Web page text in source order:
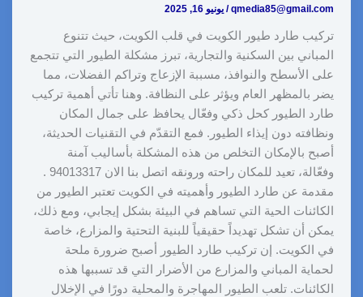
qmedia85@gmail.com
/يونيو 16, 2025
تركيب طارد طيور الكويت في قلب الكويت، حيث تتنوع
المباني بين السكنية والتجارية، تبرز مشكلة الطيور التي تتجمع
على الأسطح والنوافذ، مسببة الإزعاج وتراكم الفضلات، مما
يضر بالمظهر العام ويؤثر على النظافة. وهنا تأتي أهمية تركيب
طارد الطيور كحل ذكي وفعّال يحافظ على جمال المكان
ونظافته دون إيذاء الطيور. فمع التقدّم في التقنيات الحديثة،
أصبح بالإمكان التخلص من هذه المشكلة بأساليب آمنة
وفعّالة، تعيد للمكان راحته ورونقه اتصل بنا الان 94013317 .
مقدمة عن طارد الطيور وأهميته في الكويت تعتبر الطيور من
الكائنات الحية التي تساهم في البيئة بشكل إيجابي، ومع ذلك،
يمكن أن تشكل تهديداً حقيقياً للبنية التحتية والمزارع، خاصة
في الكويت. إن تركيب طارد الطيور أصبح ضرورة ملحة
لحماية المباني والمزارع من الأضرار التي قد تسببها هذه
الكائنات. تلعب الطيور المهاجرة والمحلية دورًا في الإخلال